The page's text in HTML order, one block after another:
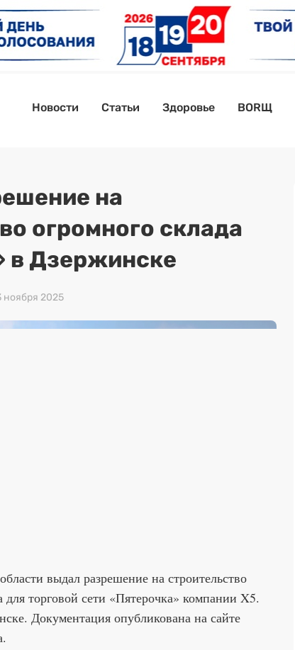
Новости Статьи Здоровье BORЩ
на
огромного склада
в Дзержинске
ноября 2025
выдал разрешение на строительство
для торговой сети «Пятерочка» компании X5.
Документация опубликована на сайте